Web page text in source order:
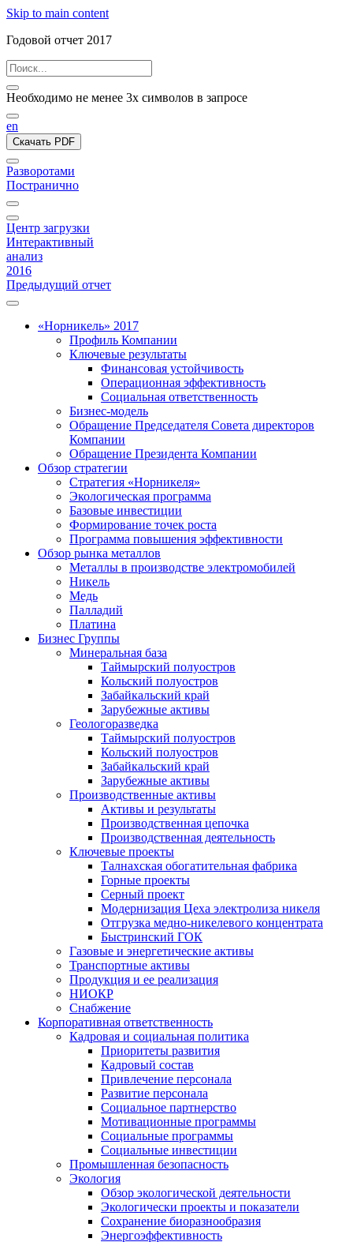
Skip to main content
Годовой отчет 2017
Необходимо не менее 3х символов в запросе
en
Скачать PDF
Разворотами
Постранично
Центр загрузки
Интерактивный
анализ
2016
Предыдущий отчет
«Норникель» 2017
Профиль Компании
Ключевые результаты
Финансовая устойчивость
Операционная эффективность
Социальная ответственность
Бизнес-модель
Обращение Председателя Совета директоров
Компании
Обращение Президента Компании
Обзор стратегии
Стратегия «Норникеля»
Экологическая программа
Базовые инвестиции
Формирование точек роста
Программа повышения эффективности
Обзор рынка металлов
Металлы в производстве электромобилей
Никель
Медь
Палладий
Платина
Бизнес Группы
Минеральная база
Таймырский полуостров
Кольский полуостров
Забайкальский край
Зарубежные активы
Геологоразведка
Таймырский полуостров
Кольский полуостров
Забайкальский край
Зарубежные активы
Производственные активы
Активы и результаты
Производственная цепочка
Производственная деятельность
Ключевые проекты
Талнахская обогатительная фабрика
Горные проекты
Серный проект
Модернизация Цеха электролиза никеля
Отгрузка медно-никелевого концентрата
Быстринский ГОК
Газовые и энергетические активы
Транспортные активы
Продукция и ее реализация
НИОКР
Снабжение
Корпоративная ответственность
Кадровая и социальная политика
Приоритеты развития
Кадровый состав
Привлечение персонала
Развитие персонала
Социальное партнерство
Мотивационные программы
Социальные программы
Социальные инвестиции
Промышленная безопасность
Экология
Обзор экологической деятельности
Экологически проекты и показатели
Сохранение биоразнообразия
Энергоэффективность